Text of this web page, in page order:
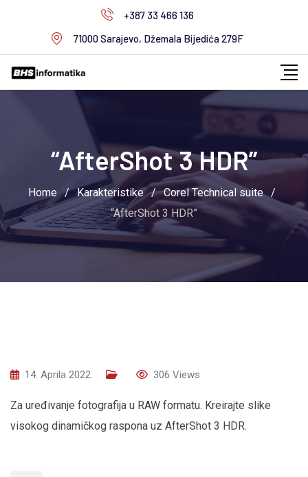
+387 33 466 136
71000 Sarajevo, Džemala Bijedića 279F
“AfterShot 3 HDR”
Home / Karakteristike / Corel Technical suite /
“AfterShot 3 HDR”
14. Aprila 2022. 306 Views
Za uređivanje fotografija u RAW formatu. Kreirajte slike
visokog dinamičkog raspona uz AfterShot 3 HDR.